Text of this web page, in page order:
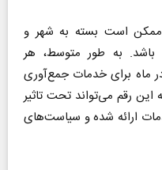
ممکن است بسته به شهر و
باشد. به طور متوسط، هر
است از ۵ تا ۱۵ دلار در ماه برای خدمات جمع‌آوری
این رقم می‌تواند تحت تاثیر
ارائه شده و سیاست‌های